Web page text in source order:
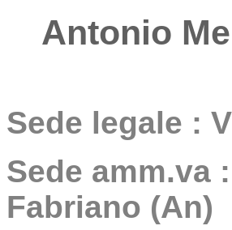
Antonio
Sede legale :
Sede amm.va
Fabriano (An)